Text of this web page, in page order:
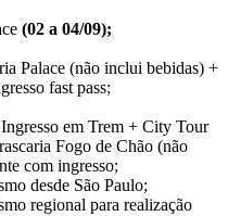
(02 a 04/09);
Palace (não inclui bebidas) +
fast pass;
em Trem + City Tour
Fogo de Chão (não
com ingresso;
desde São Paulo;
regional para realização